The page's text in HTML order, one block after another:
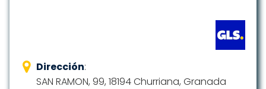
Dirección:
SAN RAMON, 99, 18194 Churriana, Granada